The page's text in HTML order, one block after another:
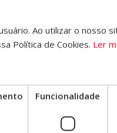
seja fluida e eficaz. Na
outro lado, ajuda-nos a
neurolinguística, isto
Para o conseguir,
e técnicas de
Ao utilizar o nosso
Política de Cookies. Ler
Funcionalidade